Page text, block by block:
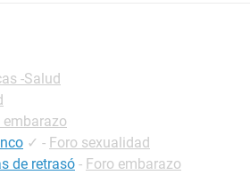
-Salud
embarazo
✓ - Foro sexualidad
de retrasó - Foro embarazo